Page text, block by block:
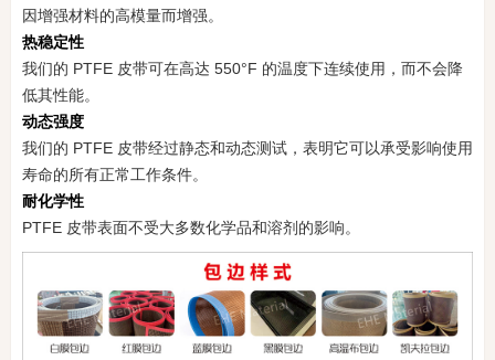
因增强材料的高模量而增强。
热稳定性
我们的 PTFE 皮带可在高达 550°F 的温度下连续使用，而不会降
低其性能。
动态强度
我们的 PTFE 皮带经过静态和动态测试，表明它可以承受影响使用
寿命的所有正常工作条件。
耐化学性
PTFE 皮带表面不受大多数化学品和溶剂的影响。